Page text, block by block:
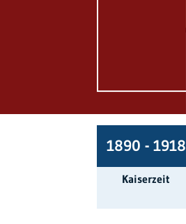
1890 - 1918
Kaiserzeit